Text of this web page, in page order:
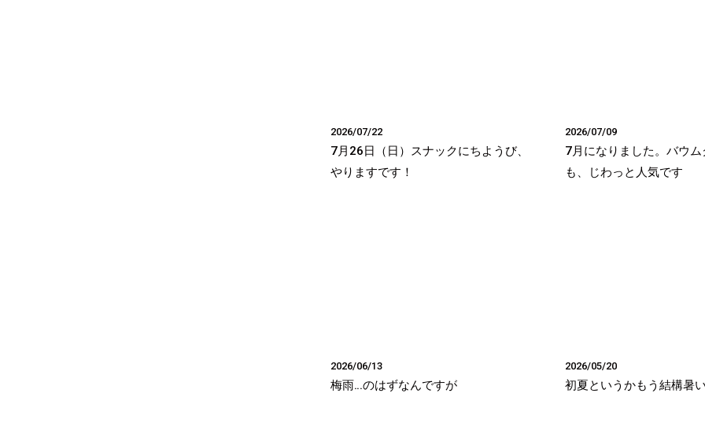
2026/07/22
7月26日（日）スナックにちようび、
やりますです！
2026/07/09
7月になりました。バウ
も、じわっと人気です
2026/06/13
梅雨…のはずなんですが
2026/05/20
初夏というかもう結構暑